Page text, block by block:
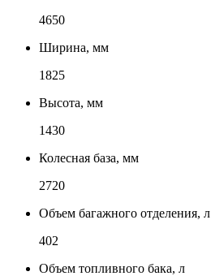
4650
Ширина, мм
1825
Высота, мм
1430
Колесная база, мм
2720
Объем багажного отделения, л
402
Объем топливного бака, л